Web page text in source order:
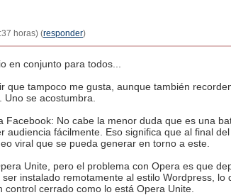
horas) (responder)
en conjunto para todos...
que tampoco me gusta, aunque también
se acostumbra.
Facebook: No cabe la menor duda que es una
audiencia fácilmente. Eso significa que al final
viral que se pueda generar en torno a este.
Unite, pero el problema con Opera es que
instalado remotamente al estilo Wordpress,
cerrado como lo está Opera Unite.